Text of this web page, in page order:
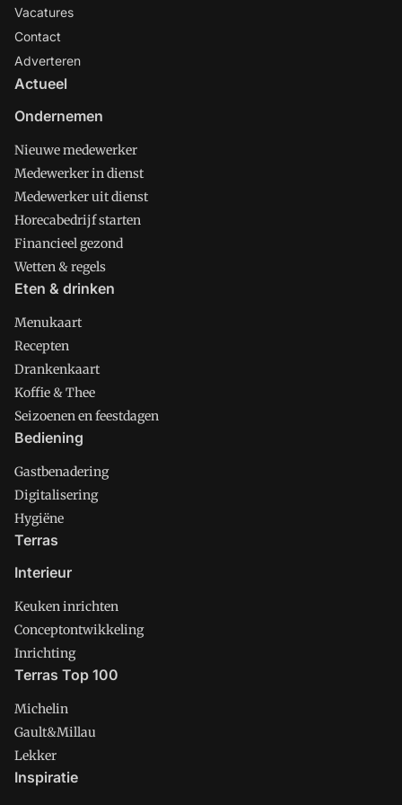
Vacatures
Contact
Adverteren
Actueel
Ondernemen
Nieuwe medewerker
Medewerker in dienst
Medewerker uit dienst
Horecabedrijf starten
Financieel gezond
Wetten & regels
Eten & drinken
Menukaart
Recepten
Drankenkaart
Koffie & Thee
Seizoenen en feestdagen
Bediening
Gastbenadering
Digitalisering
Hygiëne
Terras
Interieur
Keuken inrichten
Conceptontwikkeling
Inrichting
Terras Top 100
Michelin
Gault&Millau
Lekker
Inspiratie